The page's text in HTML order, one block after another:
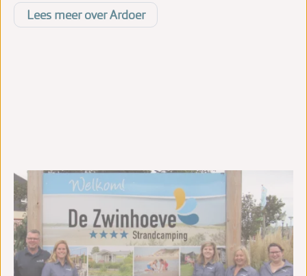
Lees meer over Ardoer